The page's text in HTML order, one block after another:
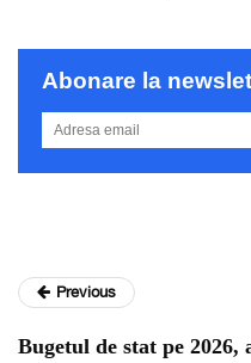
Abonare la
Previous
Bugetul de stat pe 2026,